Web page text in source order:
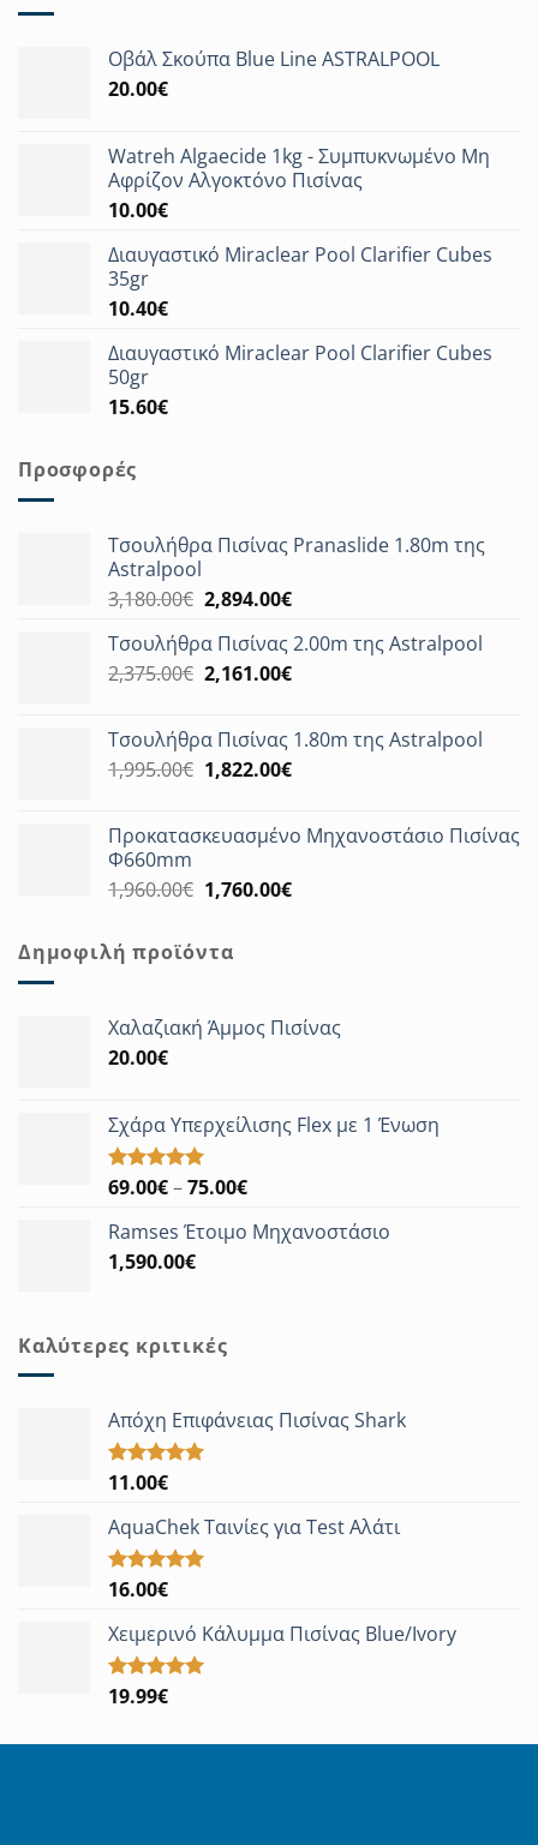
να
επιλεγούν
σελίδα
του
προϊόντος
Οβάλ Σκούπα Blue Line ASTRALPOOL
20.00€
Watreh Algaecide 1kg - Συμπυκνωμένο Μη
Αφρίζον Αλγοκτόνο Πισίνας
10.00€
Διαυγαστικό Miraclear Pool Clarifier Cubes
35gr
10.40€
Διαυγαστικό Miraclear Pool Clarifier Cubes
50gr
15.60€
Προσφορές
Τσουλήθρα Πισίνας Pranaslide 1.80m της
Astralpool
3,180.00€ Original
was:
3,180.00€.
2,894.00€Η
τιμή
είναι:
Τσουλήθρα Πισίνας 2.00m της Astralpool
2,375.00€ Original
2,375.00€.
2,161.00€Η
είναι:
2,161.00€.
Τσουλήθρα Πισίνας 1.80m της Astralpool
1,995.00€ Original
1,995.00€.
1,822.00€Η
είναι:
Προκατασκευασμένο Μηχανοστάσιο Πισίνας
Φ660mm
1,960.00€ Original
1,960.00€.
1,760.00€Η
Δημοφιλή προϊόντα
Χαλαζιακή Άμμος Πισίνας
20.00€
Σχάρα Υπερχείλισης Flex με 1 Ένωση
Βαθμολογήθηκε
από 5
69.00€–75.00€Price
69.00€
Ramses Έτοιμο Μηχανοστάσιο
1,590.00€
Καλύτερες κριτικές
Απόχη Επιφάνειας Πισίνας Shark
Βαθμολογήθηκε
από 5
11.00€
AquaChek Ταινίες για Test Αλάτι
Βαθμολογήθηκε
από 5
16.00€
Χειμερινό Κάλυμμα Πισίνας Blue/Ivory
Βαθμολογήθηκε
19.99€